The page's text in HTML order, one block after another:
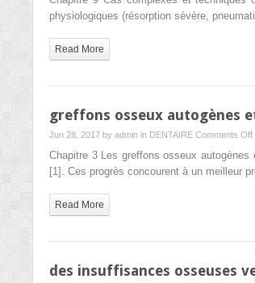
et
physiologiques (résorption sévère,
Read More
greffons osseux autogènes
Jun 28, 2017 by admin in DENTAIRE Comments Off
Chapitre 3 Les greffons osseux
[1]. Ces progrès concourent à un meilleur
Read More
des insuffisances osseuses